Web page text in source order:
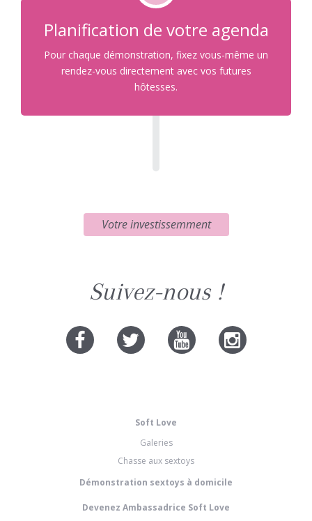
Planification de votre agenda
Pour chaque démonstration, fixez vous-même un
rendez-vous directement avec vos futures
hôtesses.
Votre investissemment
Suivez-nous !
Soft Love
Galeries
Chasse aux sextoys
Démonstration sextoys à domicile
Devenez Ambassadrice Soft Love